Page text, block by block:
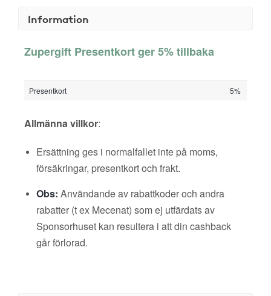
Information
Zupergift Presentkort ger 5% tillbaka
Presentkort 5%
Allmänna villkor:
Ersättning ges i normalfallet inte på moms,
försäkringar, presentkort och frakt.
Obs: Användande av rabattkoder och andra
rabatter (t ex Mecenat) som ej utfärdats av
Sponsorhuset kan resultera i att din cashback
går förlorad.